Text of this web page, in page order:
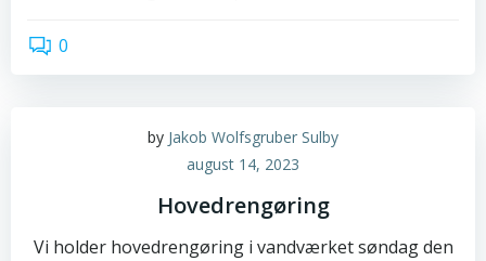
0
by Jakob Wolfsgruber Sulby
august 14, 2023
Hovedrengøring
Vi holder hovedrengøring i vandværket søndag den